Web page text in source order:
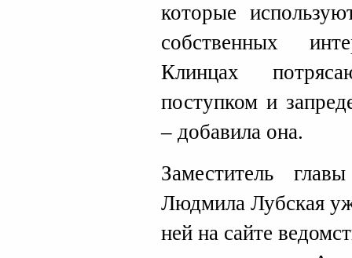
которые
собственных
Клинцах
поступком и
– добавила она.
Заместитель
Людмила Лубская
ней на сайте